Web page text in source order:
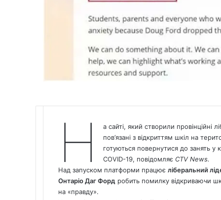
Н
а сайті, який створили
пов’язані з відкриттям шкіл на
готуються повернутися до занять у
COVID-19, повідомляє CTVNews.
Над запуском платформи працює ліберальний
Онтаріо Даг Форд робить помилку відкриваючи
на «правду».